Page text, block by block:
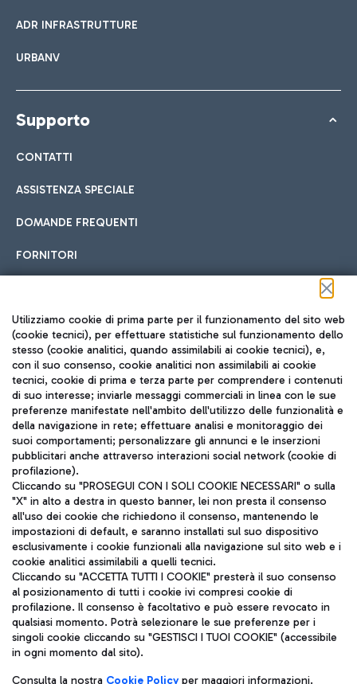
ADR INFRASTRUTTURE
URBANV
Supporto
CONTATTI
ASSISTENZA SPECIALE
DOMANDE FREQUENTI
FORNITORI
Seguici sui social
TRAVEL JOURNAL
ITA
Aeroporti di Roma S.p.A. - Società soggetta a direzione e
coordinamento di Mundys S.p.A.
Codice fiscale e Registro delle Imprese di Roma 13032990155 P.
IVA 06572251004
Capitale sociale 62.224.743,00 int. vers.
Sede legale: Via Pier Paolo Racchetti 1 - 00054 Fiumicino (RM)
telefono +39 06 65951
Privacy policy
Note legali
Utilizziamo cookie di prima parte per il funzionamento del sito web
(cookie tecnici), per effettuare statistiche sul funzionamento dello
stesso (cookie analitici, quando assimilabili ai cookie tecnici), e,
con il suo consenso, cookie analitici non assimilabili ai cookie
tecnici, cookie di prima e terza parte per comprendere i contenuti
di suo interesse; inviarle messaggi commerciali in linea con le sue
preferenze manifestate nell'ambito dell'utilizzo delle funzionalità e
della navigazione in rete; effettuare analisi e monitoraggio dei
suoi comportamenti; personalizzare gli annunci e le inserzioni
pubblicitari anche attraverso interazioni social network (cookie di
profilazione).
Cliccando su "PROSEGUI CON I SOLI COOKIE NECESSARI" o sulla
"X" in alto a destra in questo banner, lei non presta il consenso
all'uso dei cookie che richiedono il consenso, mantenendo le
impostazioni di default, e saranno installati sul suo dispositivo
esclusivamente i cookie funzionali alla navigazione sul sito web e i
cookie analitici assimilabili a quelli tecnici.
Cliccando su "ACCETTA TUTTI I COOKIE" presterà il suo consenso
al posizionamento di tutti i cookie ivi compresi cookie di
profilazione. Il consenso è facoltativo e può essere revocato in
qualsiasi momento. Potrà selezionare le sue preferenze per i
singoli cookie cliccando su "GESTISCI I TUOI COOKIE" (accessibile
in ogni momento dal sito).
Consulta la nostra Cookie Policyper maggiori informazioni.